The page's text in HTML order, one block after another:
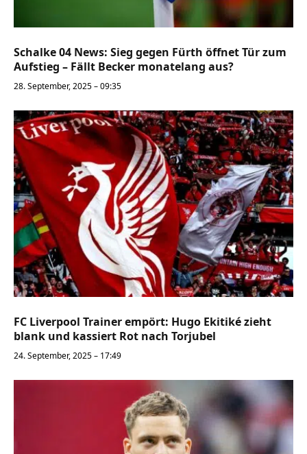
Schalke 04 News: Sieg gegen Fürth öffnet Tür zum
Aufstieg – Fällt Becker monatelang aus?
28. September, 2025 – 09:35
FC Liverpool Trainer empört: Hugo Ekitiké zieht
blank und kassiert Rot nach Torjubel
24. September, 2025 – 17:49